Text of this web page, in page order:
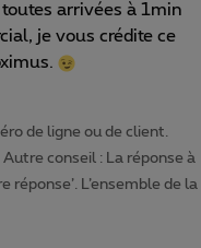
arrivées à 1min
je vous crédite ce
de ligne ou de client.
conseil : La réponse à
L’ensemble de la